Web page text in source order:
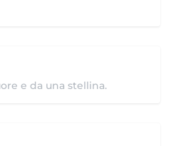
e da una stellina.